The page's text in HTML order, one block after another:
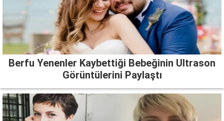
Berfu Yenenler Kaybettiği Bebeğinin Ultrason
Görüntülerini Paylaştı